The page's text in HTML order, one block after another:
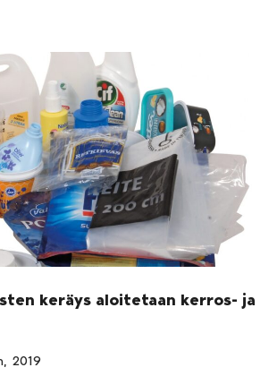
keräys aloitetaan kerros- ja
2019